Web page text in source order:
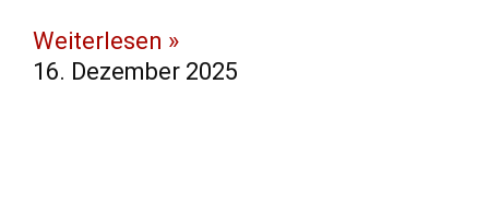
Weiterlesen »
16. Dezember 2025